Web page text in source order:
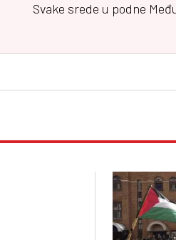
Svake srede u podne